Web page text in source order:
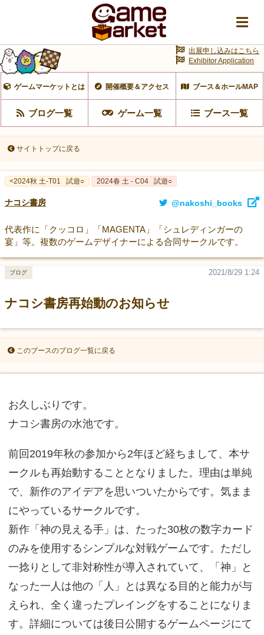
ゲームマーケットとは 開催概要＆アクセス ブース＆ホールMAP
ブログ一覧 ゲーム一覧 ブース一覧
出展申し込みはこちら
Exhibitor Application
サイトトップに戻る
<2024秋 土-T01 試遊○ 2024春 土 - C04 試遊○
ナコシ書房 @nakoshi_books
代表作に「クッコロ」「MAGENTA」「シュレディンガーの
宴」等。複数のゲームデザイナーによる合同サークルです。
ナコシ書房再始動のお知らせ
2021/8/29 1:24
ブログ
このブースのブログ一覧に戻る
お久しぶりです。
ナコシ書房の水池です。
前回2019年秋の参加から2年ほど経ちまして、本サ
ークルも再始動することとなりました。理由は単純
で、新作のアイデアを思いついたからです。気まま
にやっているサークルです。
新作「神の見える手」は、たった30枚の数字カード
のみを使用するシンプルな対戦ゲームです。ただし
一捻りとして非対称性が導入されていて、「神」と
なった一人は他の「人」とは異なる目的と能力が与
えられ、全く違ったプレイングをすることになりま
す。詳細については後日公開するゲームページにて